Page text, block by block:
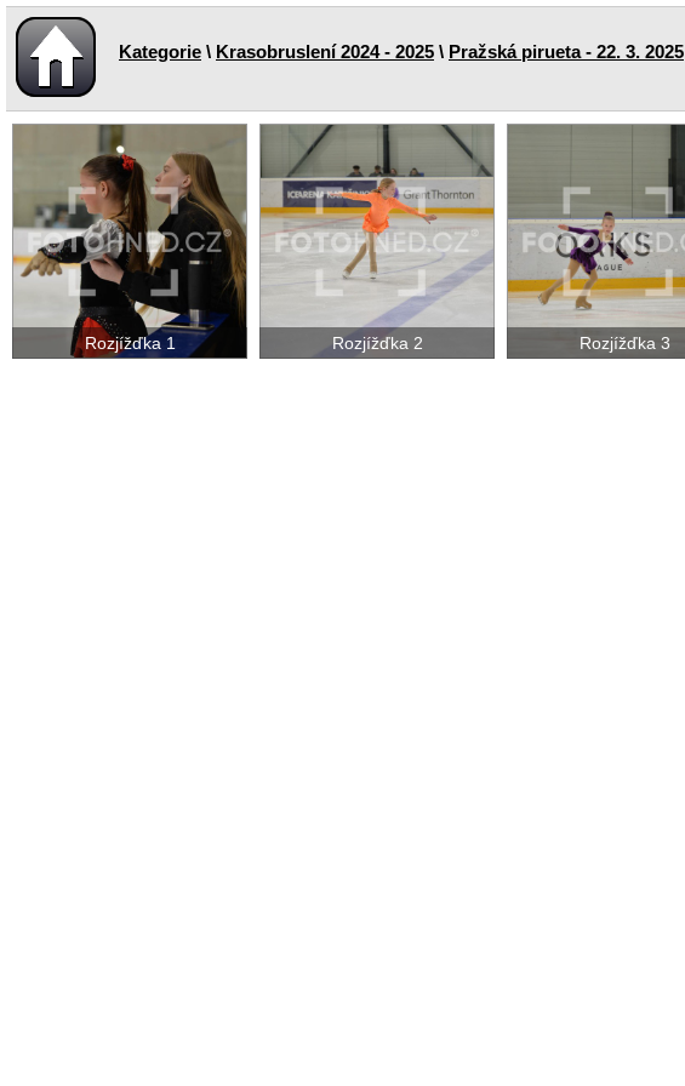
Kategorie \ Krasobruslení 2024 - 2025 \ Pražská pirueta - 22. 3. 2025
Rozjížďka 1 Rozjížďka 2 Rozjížďka 3